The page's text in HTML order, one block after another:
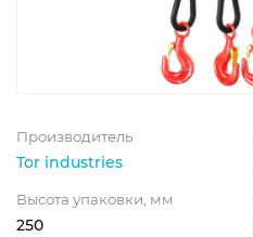
Производитель
Tor industries
Высота упаковки, мм
250